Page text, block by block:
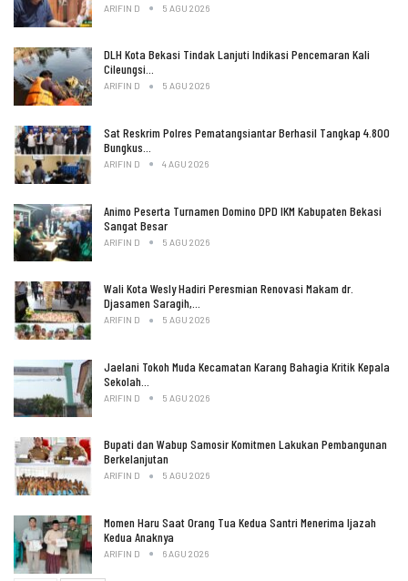
ARIFIN D 5 AGU 2026
DLH Kota Bekasi Tindak Lanjuti Indikasi Pencemaran Kali
Cileungsi…
ARIFIN D 5 AGU 2026
Sat Reskrim Polres Pematangsiantar Berhasil Tangkap 4.800
Bungkus…
ARIFIN D 4 AGU 2026
Animo Peserta Turnamen Domino DPD IKM Kabupaten Bekasi
Sangat Besar
ARIFIN D 5 AGU 2026
Wali Kota Wesly Hadiri Peresmian Renovasi Makam dr.
Djasamen Saragih,…
ARIFIN D 5 AGU 2026
Jaelani Tokoh Muda Kecamatan Karang Bahagia Kritik Kepala
Sekolah…
ARIFIN D 5 AGU 2026
Bupati dan Wabup Samosir Komitmen Lakukan Pembangunan
Berkelanjutan
ARIFIN D 5 AGU 2026
Momen Haru Saat Orang Tua Kedua Santri Menerima Ijazah
Kedua Anaknya
ARIFIN D 6 AGU 2026